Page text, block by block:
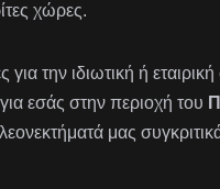
χώρες.
για την ιδιωτική ή
εσάς στην περιοχή του
μας